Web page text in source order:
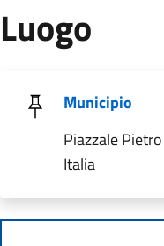
Luogo
Municipio
Piazzale
Italia